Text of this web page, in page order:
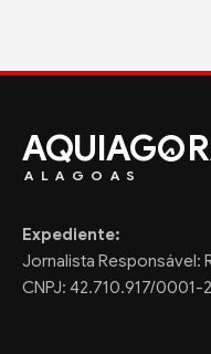
AQUIAG
ALAGOAS
Expediente:
Jornalista Responsável:
CNPJ: 42.710.917/0001-